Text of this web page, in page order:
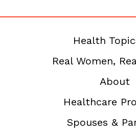
Health
Real Women,
About
Healthcare
Spouses &